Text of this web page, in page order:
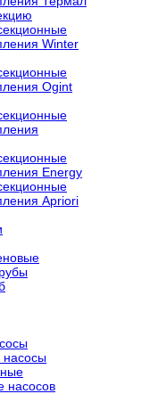
Winter
Ogint
Energy
Apriori
насосы
насосов